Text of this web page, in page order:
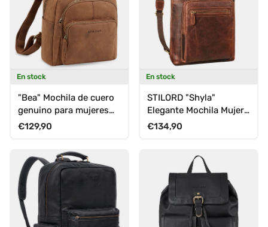
En stock
"Bea" Mochila de cuero
genuino para mujeres
elegante Mochilas
Precio normal
€129,90
En stock
STILORD "Shyla"
Elegante Mochila Mujer
Piel Pequeña
Precio normal
€134,90